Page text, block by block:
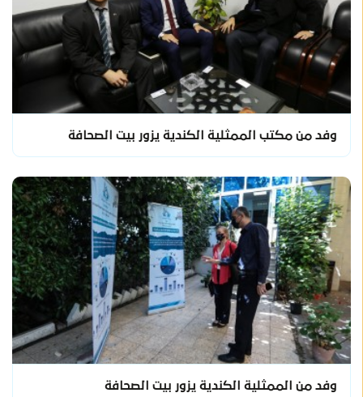
وفد من مكتب الممثلية الكندية يزور بيت الصحافة
وفد من الممثلية الكندية يزور بيت الصحافة